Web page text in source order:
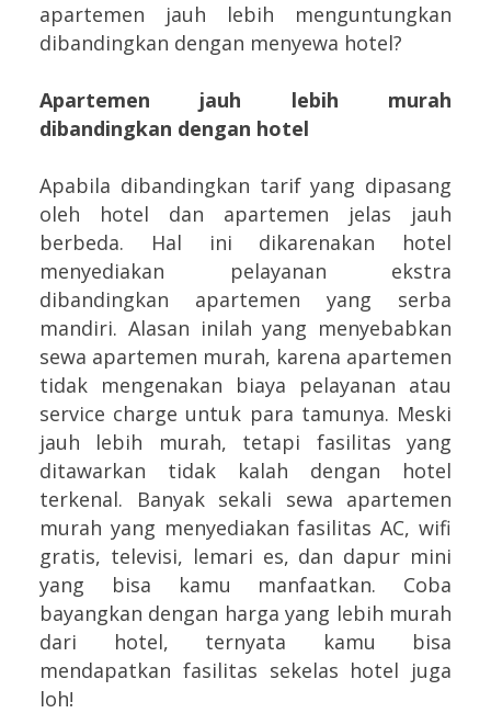
apartemen jauh lebih menguntungkan
dibandingkan dengan menyewa hotel?
Apartemen jauh lebih murah
dibandingkan dengan hotel
Apabila dibandingkan tarif yang dipasang
oleh hotel dan apartemen jelas jauh
berbeda. Hal ini dikarenakan hotel
menyediakan pelayanan ekstra
dibandingkan apartemen yang serba
mandiri. Alasan inilah yang menyebabkan
sewa apartemen murah, karena apartemen
tidak mengenakan biaya pelayanan atau
service charge untuk para tamunya. Meski
jauh lebih murah, tetapi fasilitas yang
ditawarkan tidak kalah dengan hotel
terkenal. Banyak sekali sewa apartemen
murah yang menyediakan fasilitas AC, wifi
gratis, televisi, lemari es, dan dapur mini
yang bisa kamu manfaatkan. Coba
bayangkan dengan harga yang lebih murah
dari hotel, ternyata kamu bisa
mendapatkan fasilitas sekelas hotel juga
loh!